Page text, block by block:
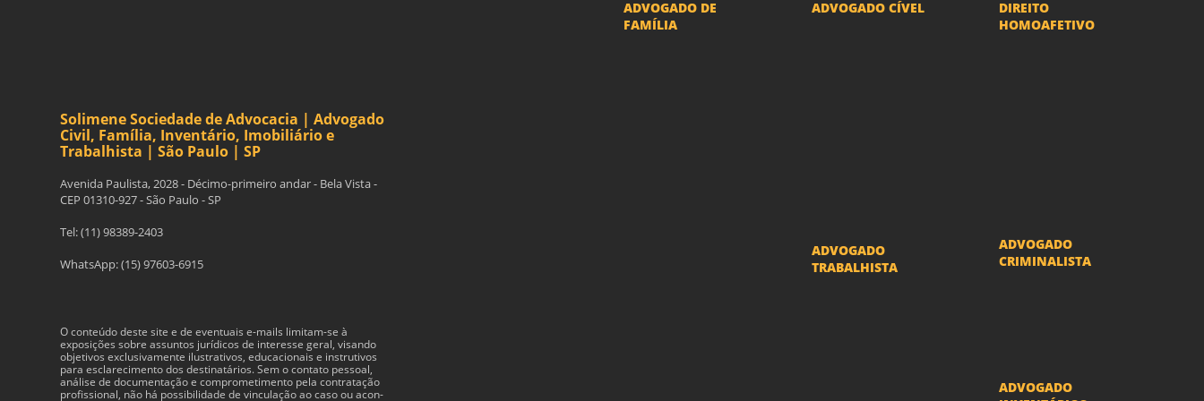
Solimene Sociedade de Advocacia | Advogado
Civil, Família, Inventário, Imobiliário e
Trabalhista | São Paulo | SP
Avenida Paulista, 2028 - Décimo-primeiro andar - Bela Vista -
CEP 01310-927 - São Paulo - SP
Tel: (11) 98389-2403
WhatsApp: (15) 97603-6915
O con­teúdo deste site e de even­tu­ais e-​mails limitam-​se à
exposições sobre assun­tos jurídi­cos de inter­esse geral, visando
obje­tivos exclu­si­va­mente ilus­tra­tivos, edu­ca­cionais e instru­tivos
para esclarec­i­mento dos des­ti­natários. Sem o con­tato pes­soal,
análise de doc­u­men­tação e com­pro­me­ti­mento pela con­tratação
profis­sional, não há pos­si­bil­i­dade de vin­cu­lação ao caso ou acon­
ADVOGADO DE
FAMÍLIA
ADVOGADO CÍVEL
ADVOGADO
TRABALHISTA
DIREITO
HOMOAFETIVO
ADVOGADO
CRIMINALISTA
ADVOGADO